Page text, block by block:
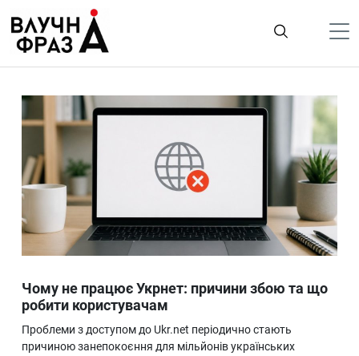
содержимому
Гроші
Життя
Лайфстайл
ТехноНаука
Людина
Ukraine
Про нас
Чому не працює Укрнет: причини збою та що
робити користувачам
Проблеми з доступом до Ukr.net періодично стають
причиною занепокоєння для мільйонів українських